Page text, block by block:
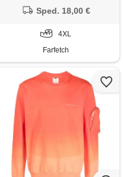
Sped. 18,00 €
4XL
Farfetch